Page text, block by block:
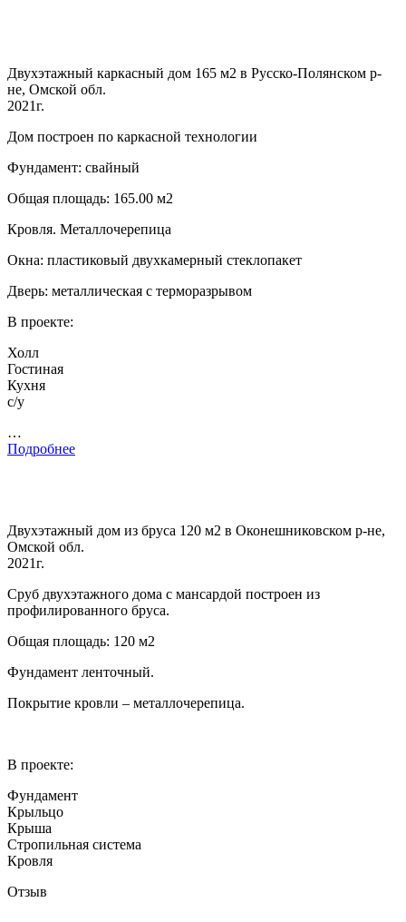
Двухэтажный каркасный дом 165 м2 в Русско-Полянском р-
не, Омской обл.
2021г.
Дом построен по каркасной технологии
Фундамент: свайный
Общая площадь: 165.00 м2
Кровля. Металлочерепица
Окна: пластиковый двухкамерный стеклопакет
Дверь: металлическая с терморазрывом
В проекте:
Холл
Гостиная
Кухня
с/у
…
Подробнее
Двухэтажный дом из бруса 120 м2 в Оконешниковском р-не,
Омской обл.
2021г.
Сруб двухэтажного дома с мансардой построен из
профилированного бруса.
Общая площадь: 120 м2
Фундамент ленточный.
Покрытие кровли – металлочерепица.
В проекте:
Фундамент
Крыльцо
Крыша
Стропильная система
Кровля
Отзыв